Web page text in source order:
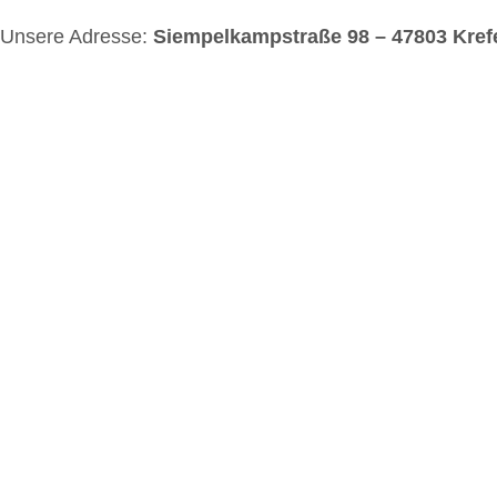
Unsere Adresse: Siempelkampstraße 98 – 47803